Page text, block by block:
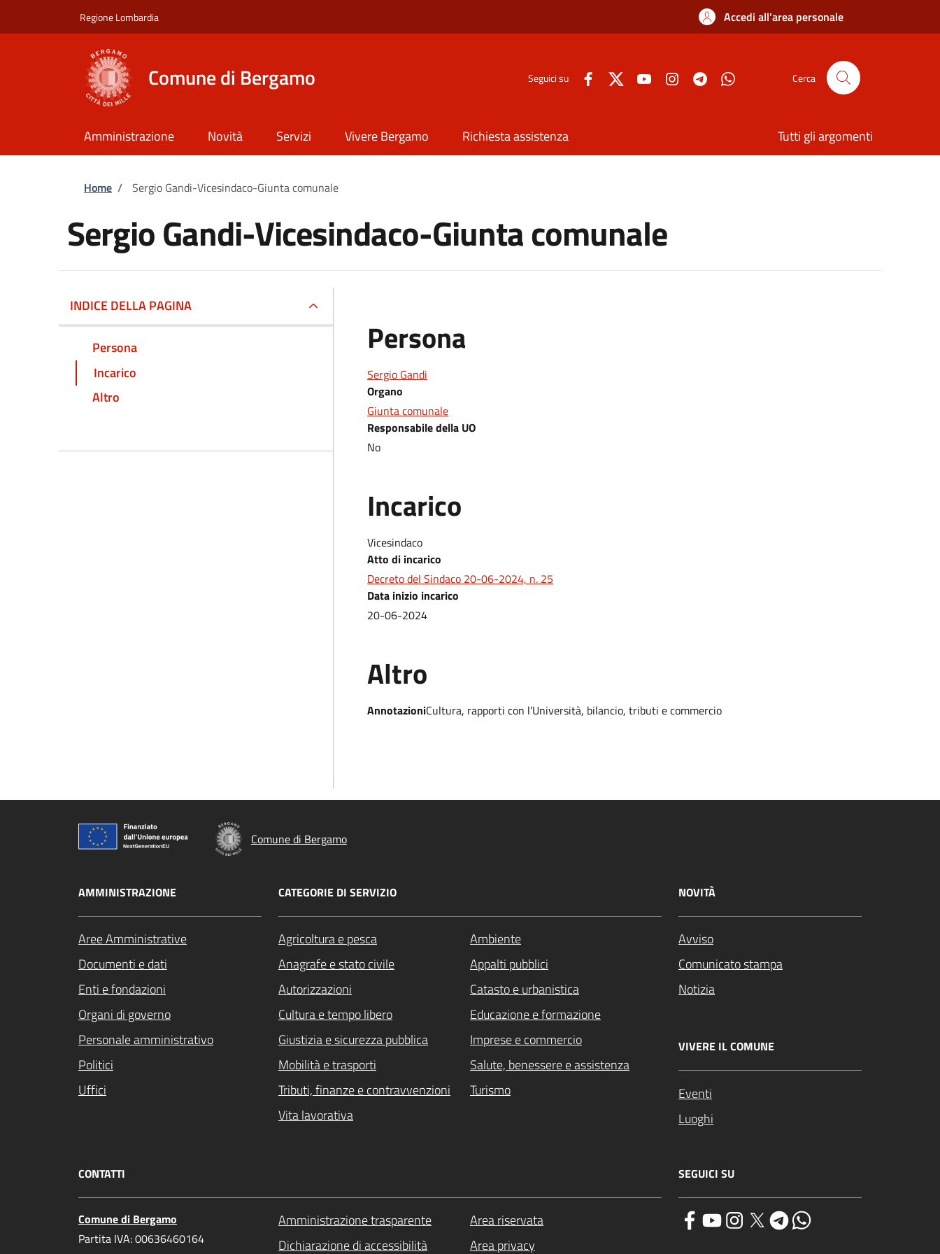
Regione Lombardia Accedi all'area personale
Comune di Bergamo Seguici su Cerca
Amministrazione Novità Servizi Vivere Bergamo Richiesta assistenza Tutti gli argomenti
Briciole di pane
Home / Sergio Gandi-Vicesindaco-Giunta comunale
Sergio Gandi-Vicesindaco-Giunta comunale
INDICE DELLA PAGINA
Persona
Incarico
Altro
Persona
Sergio Gandi
Organo
Giunta comunale
Responsabile della UO
No
Incarico
Vicesindaco
Atto di incarico
Decreto del Sindaco 20-06-2024, n. 25
Data inizio incarico
20-06-2024
Altro
AnnotazioniCultura, rapporti con l’Università, bilancio, tributi e commercio
Comune di Bergamo
AMMINISTRAZIONE
Aree Amministrative
Documenti e dati
Enti e fondazioni
Organi di governo
Personale amministrativo
Politici
Uffici
CATEGORIE DI SERVIZIO
Agricoltura e pesca
Ambiente
Anagrafe e stato civile
Appalti pubblici
Autorizzazioni
Catasto e urbanistica
Cultura e tempo libero
Educazione e formazione
Giustizia e sicurezza pubblica
Imprese e commercio
Mobilità e trasporti
Salute, benessere e assistenza
Tributi, finanze e contravvenzioni
Turismo
Vita lavorativa
NOVITÀ
Avviso
Comunicato stampa
Notizia
VIVERE IL COMUNE
Eventi
Luoghi
CONTATTI
Comune di Bergamo
Partita IVA: 00636460164
Amministrazione trasparente
Area riservata
Dichiarazione di accessibilità
Area privacy
SEGUICI SU